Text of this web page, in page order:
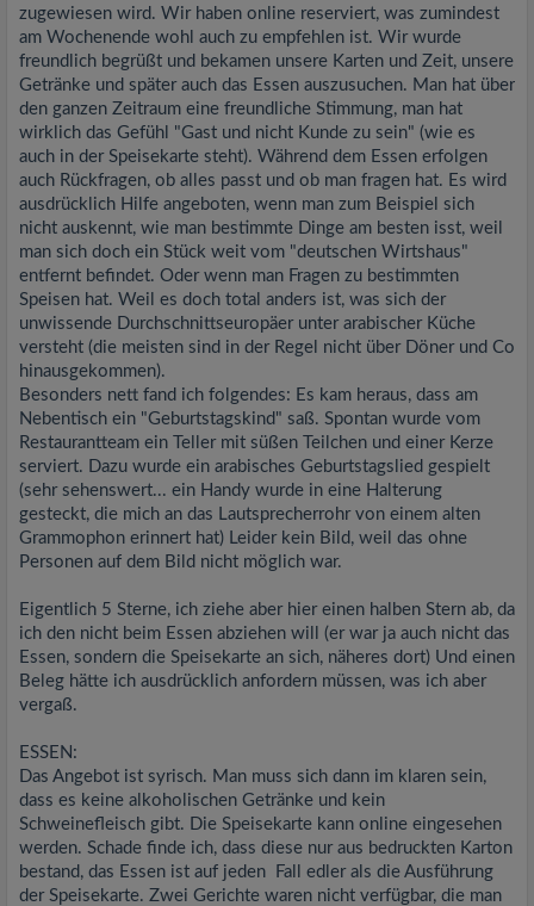
zugewiesen wird. Wir haben online reserviert, was zumindest
am Wochenende wohl auch zu empfehlen ist. Wir wurde
freundlich begrüßt und bekamen unsere Karten und Zeit, unsere
Getränke und später auch das Essen auszusuchen. Man hat über
den ganzen Zeitraum eine freundliche Stimmung, man hat
wirklich das Gefühl "Gast und nicht Kunde zu sein" (wie es
auch in der Speisekarte steht). Während dem Essen erfolgen
auch Rückfragen, ob alles passt und ob man fragen hat. Es wird
ausdrücklich Hilfe angeboten, wenn man zum Beispiel sich
nicht auskennt, wie man bestimmte Dinge am besten isst, weil
man sich doch ein Stück weit vom "deutschen Wirtshaus"
entfernt befindet. Oder wenn man Fragen zu bestimmten
Speisen hat. Weil es doch total anders ist, was sich der
unwissende Durchschnittseuropäer unter arabischer Küche
versteht (die meisten sind in der Regel nicht über Döner und Co
hinausgekommen).
Besonders nett fand ich folgendes: Es kam heraus, dass am
Nebentisch ein "Geburtstagskind" saß. Spontan wurde vom
Restaurantteam ein Teller mit süßen Teilchen und einer Kerze
serviert. Dazu wurde ein arabisches Geburtstagslied gespielt
(sehr sehenswert... ein Handy wurde in eine Halterung
gesteckt, die mich an das Lautsprecherrohr von einem alten
Grammophon erinnert hat) Leider kein Bild, weil das ohne
Personen auf dem Bild nicht möglich war.
Eigentlich 5 Sterne, ich ziehe aber hier einen halben Stern ab, da
ich den nicht beim Essen abziehen will (er war ja auch nicht das
Essen, sondern die Speisekarte an sich, näheres dort) Und einen
Beleg hätte ich ausdrücklich anfordern müssen, was ich aber
vergaß.
ESSEN:
Das Angebot ist syrisch. Man muss sich dann im klaren sein,
dass es keine alkoholischen Getränke und kein
Schweinefleisch gibt. Die Speisekarte kann online eingesehen
werden. Schade finde ich, dass diese nur aus bedruckten Karton
bestand, das Essen ist auf jeden Fall edler als die Ausführung
der Speisekarte. Zwei Gerichte waren nicht verfügbar, die man